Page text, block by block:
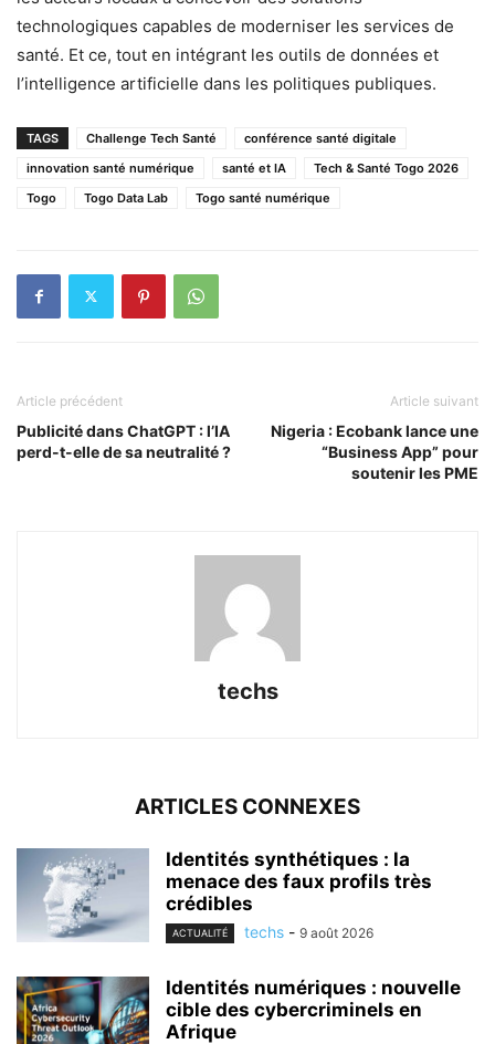
technologiques capables de moderniser les services de
santé. Et ce, tout en intégrant les outils de données et
l’intelligence artificielle dans les politiques publiques.
TAGS Challenge Tech Santé
conférence santé digitale
innovation santé numérique
santé et IA
Tech & Santé Togo 2026
Togo
Togo Data Lab Togo santé numérique
Article précédent
Publicité dans ChatGPT : l’IA
perd-t-elle de sa neutralité ?
Article suivant
Nigeria : Ecobank lance une
“Business App” pour
soutenir les PME
techs
ARTICLES CONNEXES
Identités synthétiques : la
menace des faux profils très
crédibles
ACTUALITÉ techs - 9 août 2026
Identités numériques : nouvelle
cible des cybercriminels en
Afrique